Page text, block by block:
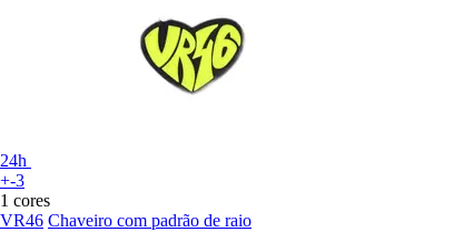
24h
+-3
1 cores
VR46 Chaveiro com padrão de raio